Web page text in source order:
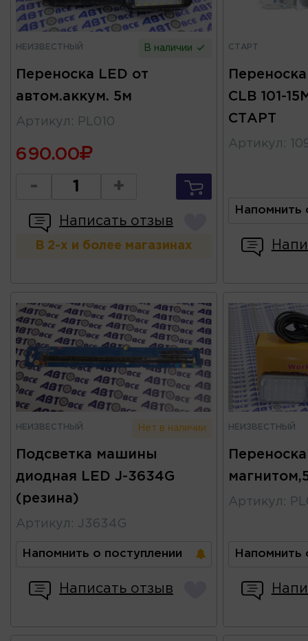
НЕИЗВЕСТНЫЙ В наличии
Переноска LED от
автом.аккум. 5м
Артикул : PL010
690.00
- +
Написать отзыв
В 2-х и более магазинах
СТАРТ
CLB 101-
СТАРТ
Артикул :
Напомнить
НЕИЗВЕСТНЫЙ Нет в наличии
Подсветка машины
диодная LED J-3634G
(резина)
Артикул : J3634G
Напомнить о поступлении
Написать отзыв
НЕИЗВЕСТНЫЙ
Артикул :
Напомнить